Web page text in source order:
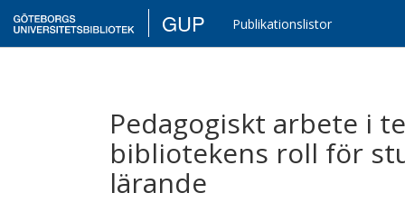
GUP Publikationslistor
Pedagogiskt arbete i
bibliotekens roll för
lärande